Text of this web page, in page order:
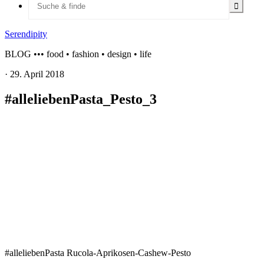
Serendipity
BLOG ••• food • fashion • design • life
· 29. April 2018
#alleliebenPasta_Pesto_3
#alleliebenPasta Rucola-Aprikosen-Cashew-Pesto